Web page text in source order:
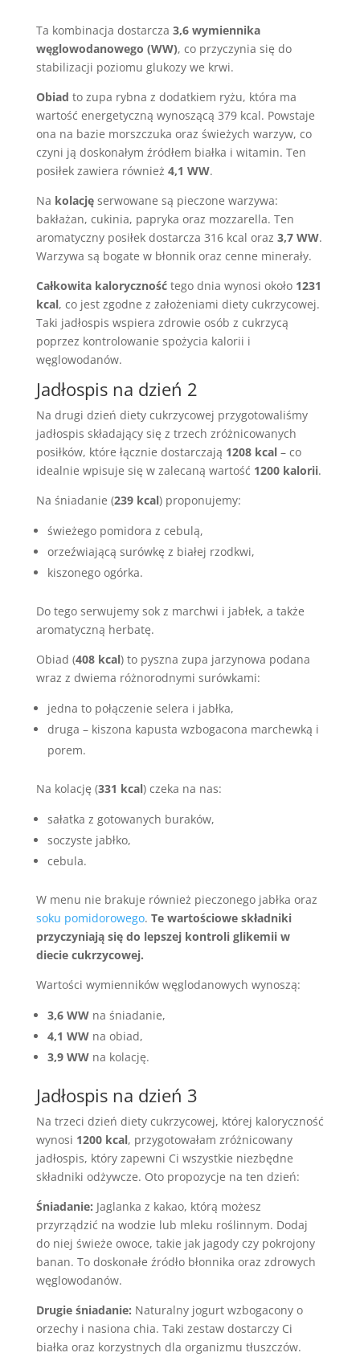
Ta kombinacja dostarcza 3,6 wymiennika
węglowodanowego (WW), co przyczynia się do
stabilizacji poziomu glukozy we krwi.
Obiad to zupa rybna z dodatkiem ryżu, która ma
wartość energetyczną wynoszącą 379 kcal. Powstaje
ona na bazie morszczuka oraz świeżych warzyw, co
czyni ją doskonałym źródłem białka i witamin. Ten
posiłek zawiera również 4,1 WW.
Na kolacjęserwowane są pieczone warzywa:
bakłażan, cukinia, papryka oraz mozzarella. Ten
aromatyczny posiłek dostarcza 316 kcal oraz 3,7 WW.
Warzywa są bogate w błonnik oraz cenne minerały.
Całkowita kalorycznośćtego dnia wynosi około 1231
kcal, co jest zgodne z założeniami diety cukrzycowej.
Taki jadłospis wspiera zdrowie osób z cukrzycą
poprzez kontrolowanie spożycia kalorii i
węglowodanów.
Jadłospis na dzień 2
Na drugi dzień diety cukrzycowej przygotowaliśmy
jadłospis składający się z trzech zróżnicowanych
posiłków, które łącznie dostarczają 1208 kcal– co
idealnie wpisuje się w zalecaną wartość 1200 kalorii.
Na śniadanie (239 kcal) proponujemy:
świeżego pomidora z cebulą,
orzeźwiającą surówkę z białej rzodkwi,
kiszonego ogórka.
Do tego serwujemy sok z marchwi i jabłek, a także
aromatyczną herbatę.
Obiad (408 kcal) to pyszna zupa jarzynowa podana
wraz z dwiema różnorodnymi surówkami:
jedna to połączenie selera i jabłka,
druga – kiszona kapusta wzbogacona marchewką i
porem.
Na kolację (331 kcal) czeka na nas:
sałatka z gotowanych buraków,
soczyste jabłko,
cebula.
W menu nie brakuje również pieczonego jabłka oraz
soku pomidorowego. Te wartościowe składniki
przyczyniają się do lepszej kontroli glikemii w
diecie cukrzycowej.
Wartości wymienników węglodanowych wynoszą:
3,6 WWna śniadanie,
4,1 WWna obiad,
3,9 WWna kolację.
Jadłospis na dzień 3
Na trzeci dzień diety cukrzycowej, której kaloryczność
wynosi 1200 kcal, przygotowałam zróżnicowany
jadłospis, który zapewni Ci wszystkie niezbędne
składniki odżywcze. Oto propozycje na ten dzień:
Śniadanie: Jaglanka z kakao, którą możesz
przyrządzić na wodzie lub mleku roślinnym. Dodaj
do niej świeże owoce, takie jak jagody czy pokrojony
banan. To doskonałe źródło błonnika oraz zdrowych
węglowodanów.
Drugie śniadanie: Naturalny jogurt wzbogacony o
orzechy i nasiona chia. Taki zestaw dostarczy Ci
białka oraz korzystnych dla organizmu tłuszczów.